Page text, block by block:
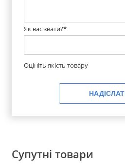
Як вас звати?*
Оцініть якість товару
Супутні товари